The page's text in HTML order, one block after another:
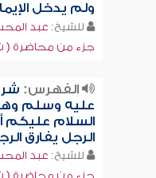
ولم يدخل
للشيخ: عبد
جزء من محاضرة (
الفهرس:
عليه وسلم
السلام عليكم
الرجل يفارق
للشيخ: عبد
جزء من محاضرة (